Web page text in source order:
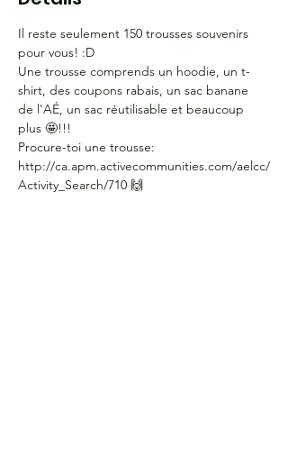
Il reste seulement 150 trousses souvenirs
pour vous! :D
Une trousse comprends un hoodie, un t-
shirt, des coupons rabais, un sac banane
de l'AÉ, un sac réutilisable et beaucoup
plus 🤩!!!
Procure-toi une trousse:
http://ca.apm.activecommunities.com/aelcc/
Activity_Search/710 🙌